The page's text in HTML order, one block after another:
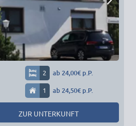
2 ab 24,00€ p.P.
1 ab 24,50€ p.P.
ZUR UNTERKUNFT